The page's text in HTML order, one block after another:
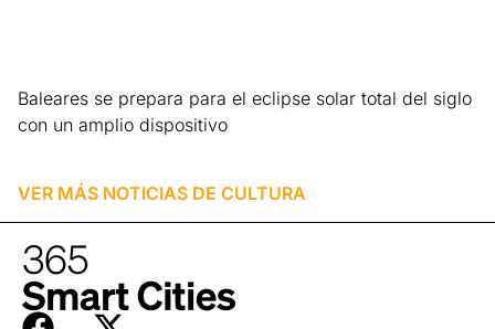
Baleares se prepara para el eclipse solar total del siglo
con un amplio dispositivo
VER MÁS NOTICIAS DE CULTURA